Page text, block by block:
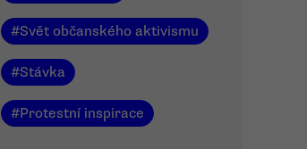
#Svět občanského aktivismu
#Stávka
#Protestní inspirace